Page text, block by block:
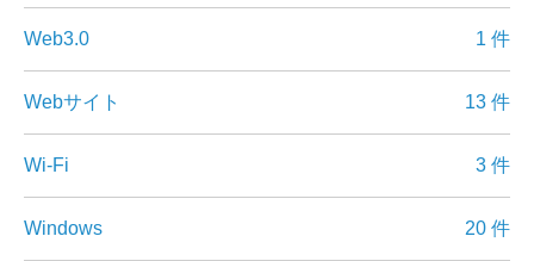
Web3.0 1 件
Webサイト 13 件
Wi-Fi 3 件
Windows 20 件